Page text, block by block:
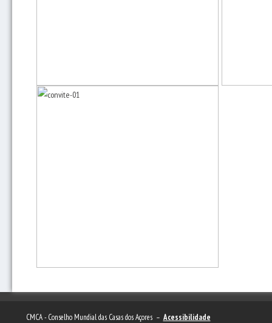
CMCA - Conselho Mundial das Casas dos Açores – Acessibilidade